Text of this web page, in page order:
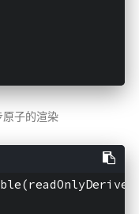
子的渲染